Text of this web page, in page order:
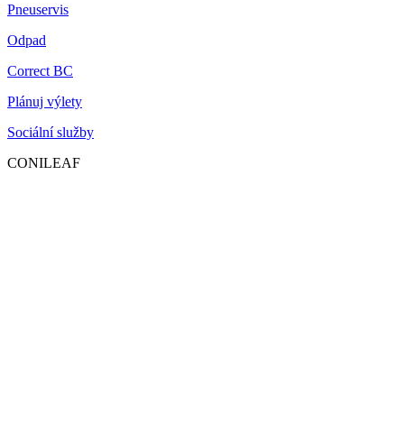
Pneuservis
Odpad
Correct BC
Plánuj výlety
Sociální služby
CONILEAF